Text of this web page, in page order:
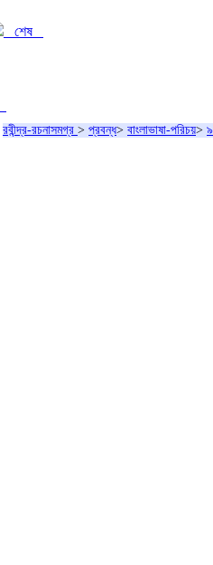
শেষ
রবীন্দ্র-রচনাসমগ্র > প্রবন্ধ> বাংলাভাষা-পরিচয়> ৯